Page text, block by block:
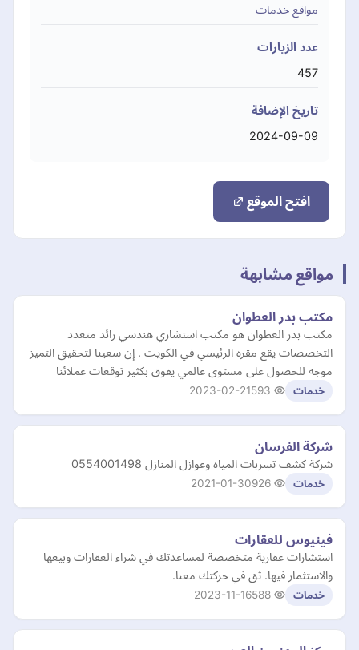
مواقع خدمات
عدد الزيارات
457
تاريخ الإضافة
2024-09-09
افتح الموقع
مواقع مشابهة
مكتب بدر العطوان
مكتب بدر العطوان هو مكتب استشاري هندسي رائد متعدد
التخصصات يقع مقره الرئيسي في الكويت . إن ‏سعينا لتحقيق التميز
موجه للحصول على مستوى عالمي يفوق بكثير توقعات عملائنا
خدمات 2023-02-21
شركة الفرسان
شركة كشف تسربات المياه وعوازل المنازل 0554001498
خدمات 2021-01-30
فينيوس للعقارات
استشارات عقارية متخصصة لمساعدتك في شراء العقارات وبيعها
والاستثمار فيها. ثق في حركتك معنا.
خدمات 2023-11-16